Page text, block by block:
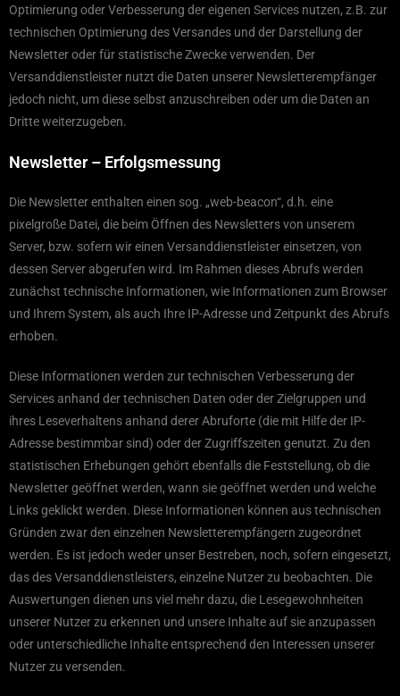
Optimierung oder Verbesserung der eigenen Services nutzen, z.B. zur
technischen Optimierung des Versandes und der Darstellung der
Newsletter oder für statistische Zwecke verwenden. Der
Versanddienstleister nutzt die Daten unserer Newsletterempfänger
jedoch nicht, um diese selbst anzuschreiben oder um die Daten an
Dritte weiterzugeben.
Newsletter – Erfolgsmessung
Die Newsletter enthalten einen sog. „web-beacon“, d.h. eine
pixelgroße Datei, die beim Öffnen des Newsletters von unserem
Server, bzw. sofern wir einen Versanddienstleister einsetzen, von
dessen Server abgerufen wird. Im Rahmen dieses Abrufs werden
zunächst technische Informationen, wie Informationen zum Browser
und Ihrem System, als auch Ihre IP-Adresse und Zeitpunkt des Abrufs
erhoben.
Diese Informationen werden zur technischen Verbesserung der
Services anhand der technischen Daten oder der Zielgruppen und
ihres Leseverhaltens anhand derer Abruforte (die mit Hilfe der IP-
Adresse bestimmbar sind) oder der Zugriffszeiten genutzt. Zu den
statistischen Erhebungen gehört ebenfalls die Feststellung, ob die
Newsletter geöffnet werden, wann sie geöffnet werden und welche
Links geklickt werden. Diese Informationen können aus technischen
Gründen zwar den einzelnen Newsletterempfängern zugeordnet
werden. Es ist jedoch weder unser Bestreben, noch, sofern eingesetzt,
das des Versanddienstleisters, einzelne Nutzer zu beobachten. Die
Auswertungen dienen uns viel mehr dazu, die Lesegewohnheiten
unserer Nutzer zu erkennen und unsere Inhalte auf sie anzupassen
oder unterschiedliche Inhalte entsprechend den Interessen unserer
Nutzer zu versenden.